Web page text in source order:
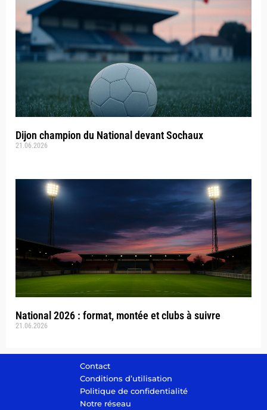
Dijon champion du National devant Sochaux
21.06.2026
National 2026 : format, montée et clubs à suivre
21.06.2026
Contact
Conditions d’utilisation
Politique de confidentialité
Notre réseau